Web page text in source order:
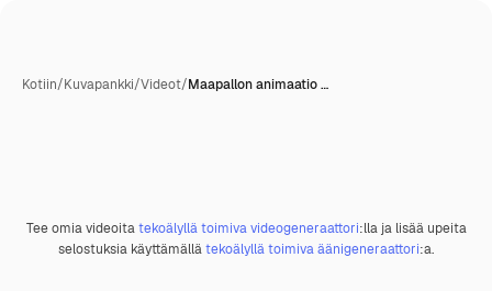
Kotiin/Kuvapankki/Videot/Maapallon animaatio …
Premium
Tee omia videoitatekoälyllä toimiva videogeneraattori:lla ja lisää upeita
selostuksia käyttämällätekoälyllä toimiva äänigeneraattori:a.